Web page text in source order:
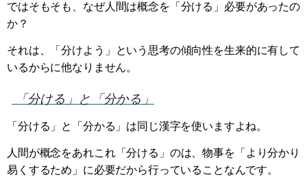
ではそもそも、なぜ人間は概念を「分ける」必要があったの
か？
それは、「分けよう」という思考の傾向性を生来的に有して
いるからに他なりません。
「分ける」と「分かる」
「分ける」と「分かる」は同じ漢字を使いますよね。
人間が概念をあれこれ「分ける」のは、物事を「より分かり
易くするため」に必要だから行っていることなんです。